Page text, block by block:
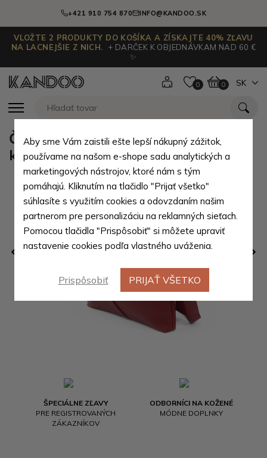
+421 910 754 870 INFO@KANDOO.SK
VLOŽTE 2 PRODUKTY DO KOŠÍKA A ZÍSKAJTE 40% ZĽAVU
NA LACNEJŠIE Z NICH.
+ DARČEK K OBJEDNÁVKAM NAD 60 €
✨
0 0 SK
ŠPECIÁLNE ZĽAVY
PRE REGISTROVANÝCH
ZÁKAZNÍKOV
ODBORNÍCI NA KOŽENÉ
MÓDNE DOPLNKY
Červená dámska crossbody
kabelka Crediel
Aby sme Vám zaistili ešte lepší nákupný zážitok,
používame na našom e-shope sadu analytických a
marketingových nástrojov, ktoré nám s tým
pomáhajú. Kliknutím na tlačidlo "Prijať všetko"
súhlasíte s využitím cookies a odovzdaním našim
partnerom pre personalizáciu na reklamných sieťach.
Pomocou tlačidla "Prispôsobiť" si môžete upraviť
nastavenie cookies podľa vlastného uváženia.
Prispôsobiť PRIJAŤ VŠETKO